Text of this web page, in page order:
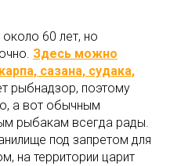
60 лет, но
Здесь можно
сазана, судака,
рыбнадзор, поэтому
а вот обычным
рыбакам всегда рады.
под запретом для
на территории царит